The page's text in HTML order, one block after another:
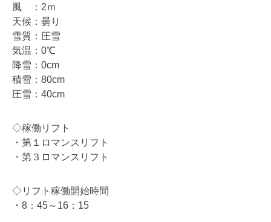
風 ：2ｍ
天候：曇り
雪質：圧雪
気温：0℃
降雪：0cm
積雪：80cm
圧雪：40cm
◇稼働リフト
・第１ロマンスリフト
・第３ロマンスリフト
◇リフト稼働開始時間
・8：45～16：15